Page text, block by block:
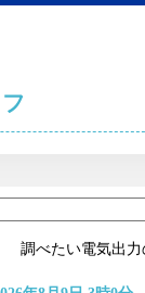
調べたい電気出